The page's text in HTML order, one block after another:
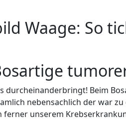
Waage: So
durcheinanderbringt! Beim
nebensachlich der war
unserem